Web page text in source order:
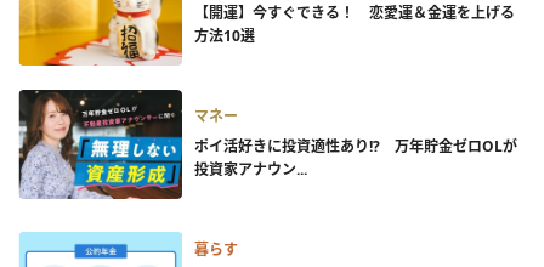
【開運】今すぐできる！ 恋愛運＆金運を上げる
方法10選
マネー
ポイ活好きに投資適性あり!? 万年貯金ゼロOLが
投資家アナウン...
暮らす